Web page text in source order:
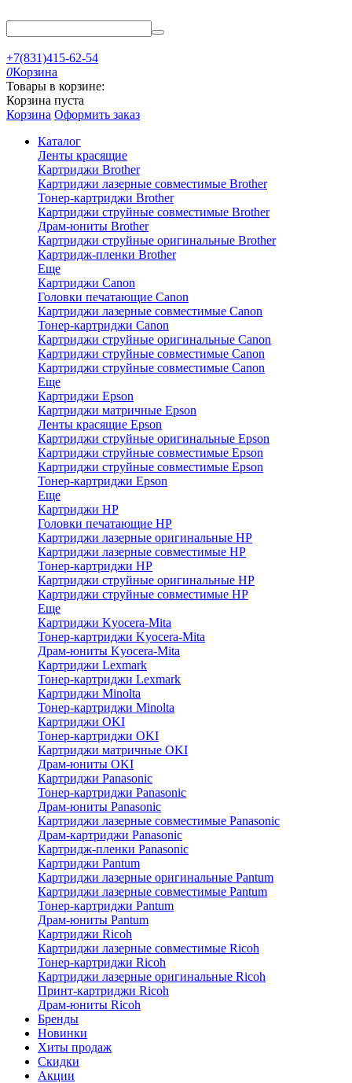
+7(831)415-62-54
0Корзина
Товары в корзине:
Корзина пуста
Корзина Оформить заказ
Каталог
Ленты красящие
Картриджи Brother
Картриджи лазерные совместимые Brother
Тонер-картриджи Brother
Картриджи струйные совместимые Brother
Драм-юниты Brother
Картриджи струйные оригинальные Brother
Картридж-пленки Brother
Еще
Картриджи Canon
Головки печатающие Canon
Картриджи лазерные совместимые Canon
Тонер-картриджи Canon
Картриджи струйные оригинальные Canon
Картриджи струйные совместимые Canon
Картриджи струйные совместимые Canon
Еще
Картриджи Epson
Картриджи матричные Epson
Ленты красящие Epson
Картриджи струйные оригинальные Epson
Картриджи струйные совместимые Epson
Картриджи струйные совместимые Epson
Тонер-картриджи Epson
Еще
Картриджи HP
Головки печатающие HP
Картриджи лазерные оригинальные HP
Картриджи лазерные совместимые HP
Тонер-картриджи HP
Картриджи струйные оригинальные HP
Картриджи струйные совместимые HP
Еще
Картриджи Kyocera-Mita
Тонер-картриджи Kyocera-Mita
Драм-юниты Kyocera-Mita
Картриджи Lexmark
Тонер-картриджи Lexmark
Картриджи Minolta
Тонер-картриджи Minolta
Картриджи OKI
Тонер-картриджи OKI
Картриджи матричные OKI
Драм-юниты OKI
Картриджи Panasonic
Тонер-картриджи Panasonic
Драм-юниты Panasonic
Картриджи лазерные совместимые Panasonic
Драм-картриджи Panasonic
Картридж-пленки Panasonic
Картриджи Pantum
Картриджи лазерные оригинальные Pantum
Картриджи лазерные совместимые Pantum
Тонер-картриджи Pantum
Драм-юниты Pantum
Картриджи Ricoh
Картриджи лазерные совместимые Ricoh
Тонер-картриджи Ricoh
Картриджи лазерные оригинальные Ricoh
Принт-картриджи Ricoh
Драм-юниты Ricoh
Бренды
Новинки
Хиты продаж
Скидки
Акции